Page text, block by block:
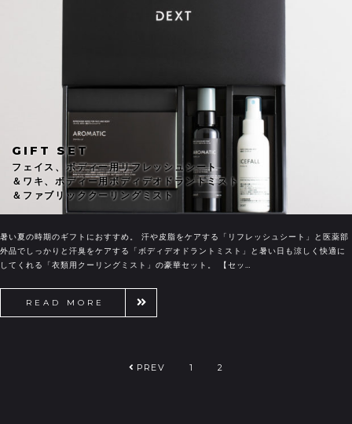
GIFT SET
フェイス、ボディー用リフレッシュシート
＆ワキ、ボディー用ボディデオドラントミスト
＆ファブリッククーリングミスト
暑い夏の時期のギフトにおすすめ。 汗や皮脂をケアする「リフレッシュシート」と医薬部
外品でしっかりと汗臭をケアする「ボディデオドラントミスト」と暑い日も涼しく快適に
してくれる「衣類用クーリングミスト」の豪華セット。 【セッ…
READ MORE
PREV 1 2